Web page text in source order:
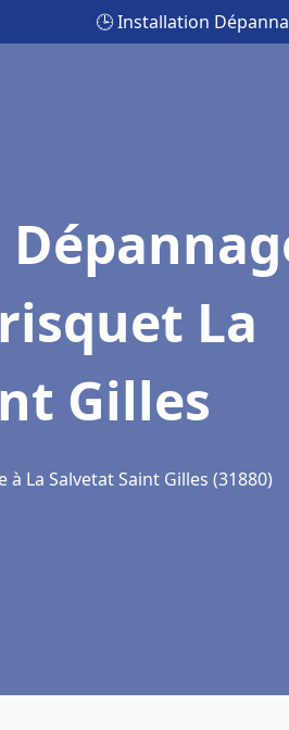
🕒 Installation
La
Gilles
La Salvetat Saint Gilles (31880)